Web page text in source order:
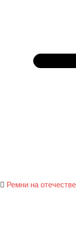
Ремни на